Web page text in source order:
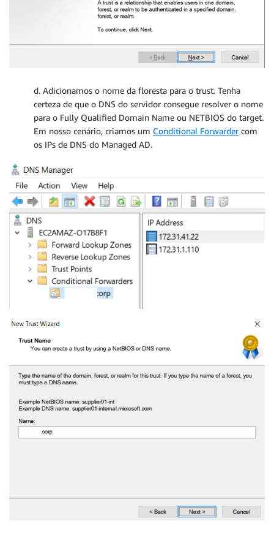
d. Adicionamos o nome da floresta para o trust. Tenha
certeza de que o DNS do servidor consegue resolver o nome
para o Fully Qualified Domain Name ou NETBIOS do target.
Em nosso cenário, criamos um Conditional Forwardercom
os IPs de DNS do Managed AD.